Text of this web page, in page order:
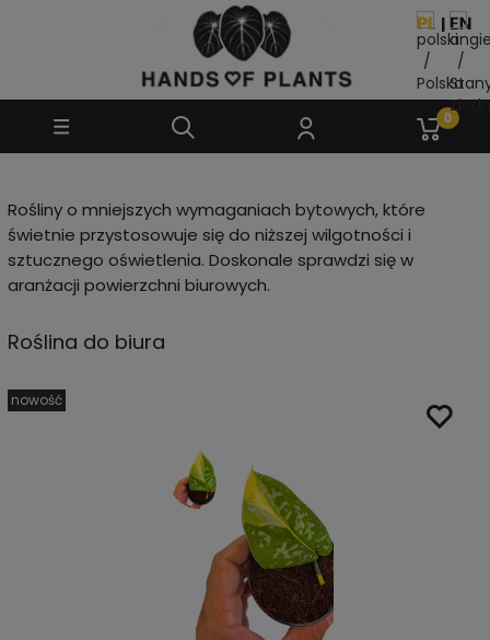
Rośliny o mniejszych wymaganiach bytowych, które
świetnie przystosowuje się do niższej wilgotności i
sztucznego oświetlenia. Doskonale sprawdzi się w
aranżacji powierzchni biurowych.
Roślina do biura
nowość